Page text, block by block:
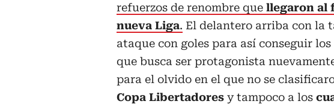
refuerzos de renombre que llegaron al
nueva Liga. El delantero arriba con la
ataque con goles para así conseguir
que busca ser protagonista
para el olvido en el que no se
Copa Libertadores y tampoco a los